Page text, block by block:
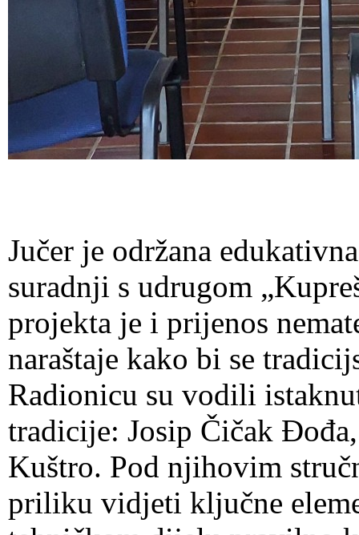
Jučer je održana
suradnji s udrugom
projekta je i prijenos
naraštaje kako bi se
Radionicu su vodili
tradicije: Josip Čičak
Kuštro. Pod njihovim
priliku vidjeti ključne